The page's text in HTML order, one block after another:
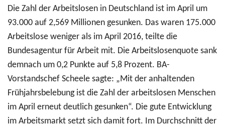
Die Zahl der Arbeitslosen in Deutschland ist im April um
93.000 auf 2,569 Millionen gesunken. Das waren 175.000
Arbeitslose weniger als im April 2016, teilte die
Bundesagentur für Arbeit mit. Die Arbeitslosenquote sank
demnach um 0,2 Punkte auf 5,8 Prozent. BA-
Vorstandschef Scheele sagte: „Mit der anhaltenden
Frühjahrsbelebung ist die Zahl der arbeitslosen Menschen
im April erneut deutlich gesunken“. Die gute Entwicklung
im Arbeitsmarkt setzt sich damit fort. Im Durchschnitt der